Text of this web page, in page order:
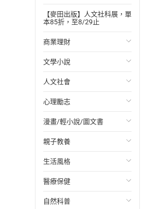
【麥田出版】人文社科展，單
本85折，至8/29止
商業理財
投資理財
經濟/趨勢
財務/金融
管理/領導
職場工作術
成功法
行銷/廣告
傳記
文學小說
歐美文學
日本文學
韓國文學
華文文學
經典文學
成長/家庭生活小說
懸疑/推理小說
人文社會
國際關係
政治
社會科學
台灣/中國歷史
日/韓歷史
其他歷史/史學
心理勵志
心靈成長/情緒
人際關係
兩性關係
心理學
漫畫/輕小說/圖文書
輕小說
奇幻/科幻
愛情故事
職場/社會寫實
親子教養
教育現場
兒童文學/故事
兒童科普/學習
生活風格
飲食/食譜
健身/美顏
醫療保健
健康/養生
自然科普